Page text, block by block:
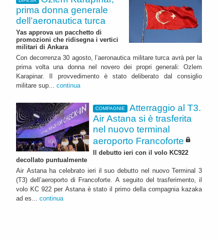
prima donna generale
dell’aeronautica turca
Yas approva un pacchetto di
promozioni che ridisegna i vertici
militari di Ankara
Con decorrenza 30 agosto, l’aeronautica militare turca avrà per la
prima volta una donna nel novero dei propri generali: Ozlem
Karapinar. Il provvedimento è stato deliberato dal consiglio
militare sup... continua
COMPAGNIE
Atterraggio al T3.
Air Astana si è trasferita
nel nuovo terminal
aeroporto Francoforte
Il debutto ieri con il volo KC922
decollato puntualmente
Air Astana ha celebrato ieri il suo debutto nel nuovo Terminal 3
(T3) dell’aeroporto di Francoforte. A seguito del trasferimento, il
volo KC 922 per Astana è stato il primo della compagnia kazaka
ad es... continua